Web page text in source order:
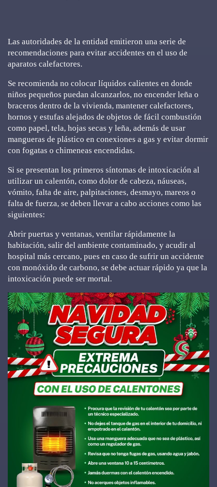
Las autoridades de la entidad emitieron una serie de
recomendaciones para evitar accidentes en el uso de
aparatos calefactores.
Se recomienda no colocar líquidos calientes en donde
niños pequeños puedan alcanzarlos, no encender leña o
braceros dentro de la vivienda, mantener calefactores,
hornos y estufas alejados de objetos de fácil combustión
como papel, tela, hojas secas y leña, además de usar
mangueras de plástico en conexiones a gas y evitar dormir
con fogatas o chimeneas encendidas.
Si se presentan los primeros síntomas de intoxicación al
utilizar un calentón, como dolor de cabeza, náuseas,
vómito, falta de aire, palpitaciones, desmayo, mareos o
falta de fuerza, se deben llevar a cabo acciones como las
siguientes:
Abrir puertas y ventanas, ventilar rápidamente la
habitación, salir del ambiente contaminado, y acudir al
hospital más cercano, pues en caso de sufrir un accidente
con monóxido de carbono, se debe actuar rápido ya que la
intoxicación puede ser mortal.